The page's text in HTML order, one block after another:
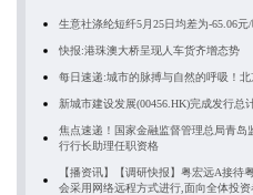
生意社涤纶短纤5月25日均差为-65.06
快报:港珠澳大桥呈现人车货齐增态势
每日速递:城市的脉搏与自然的呼吸！
新城市建设发展(00456.HK)完成发行总
焦点速递！国家金融监督管理总局青
行行长助理任职资格
【播资讯】【调研快报】粤宏远A接待
会采用网络远程方式进行,面向全体投资